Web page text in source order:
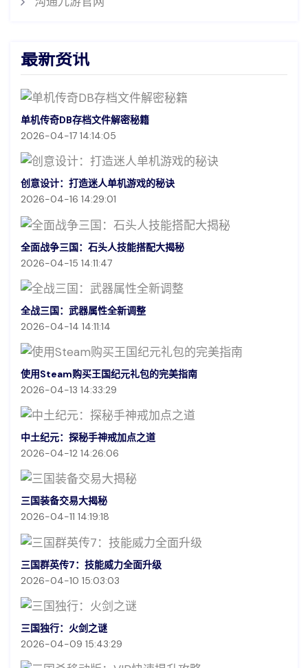
最新资讯
单机传奇DB存档文件解密秘籍
2026-04-17 14:14:05
创意设计：打造迷人单机游戏的秘诀
2026-04-16 14:29:01
全面战争三国：石头人技能搭配大揭秘
2026-04-15 14:11:47
全战三国：武器属性全新调整
2026-04-14 14:11:14
使用Steam购买王国纪元礼包的完美指南
2026-04-13 14:33:29
中土纪元：探秘手神戒加点之道
2026-04-12 14:26:06
三国装备交易大揭秘
2026-04-11 14:19:18
三国群英传7：技能威力全面升级
2026-04-10 15:03:03
三国独行：火剑之谜
2026-04-09 15:43:29